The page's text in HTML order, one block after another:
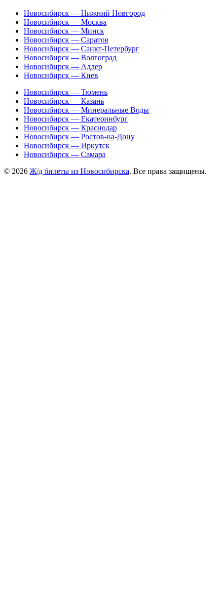
Новосибирск — Нижний Новгород
Новосибирск — Москва
Новосибирск — Минск
Новосибирск — Саратов
Новосибирск — Санкт-Петербург
Новосибирск — Волгоград
Новосибирск — Адлер
Новосибирск — Киев
Новосибирск — Тюмень
Новосибирск — Казань
Новосибирск — Минеральные Воды
Новосибирск — Екатеринбург
Новосибирск — Краснодар
Новосибирск — Ростов-на-Дону
Новосибирск — Иркутск
Новосибирск — Самара
© 2026 Ж/д билеты из Новосибирска. Все права защищены.